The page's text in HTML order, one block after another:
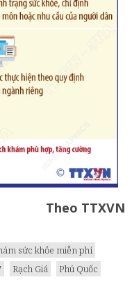
Theo TTXVN
sức khỏe miễn phí
Rạch Giá
Phú Quốc